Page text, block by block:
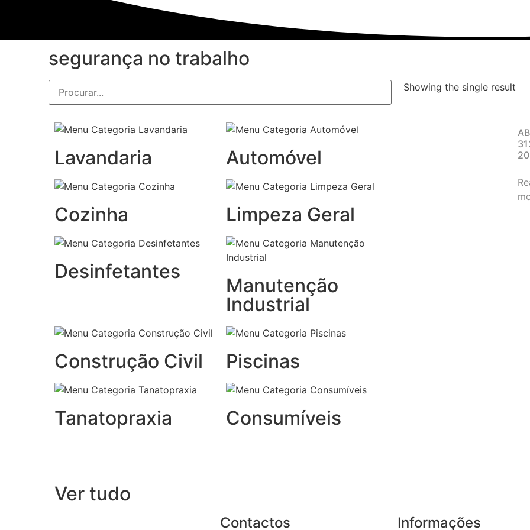
segurança no trabalho
Lavandaria Automóvel
Cozinha Limpeza Geral
Desinfetantes
Manutenção
Industrial
Construção Civil Piscinas
Tanatopraxia Consumíveis
Ver tudo
Showing the single result
Contactos Informações